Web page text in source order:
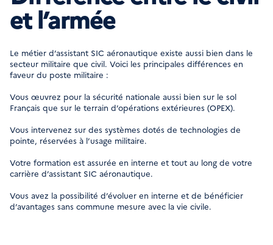
et l’armée
Le métier d’assistant SIC aéronautique existe aussi bien dans le
secteur militaire que civil. Voici les principales différences en
faveur du poste militaire :
Vous œuvrez pour la sécurité nationale aussi bien sur le sol
Français que sur le terrain d’opérations extérieures (OPEX).
Vous intervenez sur des systèmes dotés de technologies de
pointe, réservées à l’usage militaire.
Votre formation est assurée en interne et tout au long de votre
carrière d’assistant SIC aéronautique.
Vous avez la possibilité d’évoluer en interne et de bénéficier
d’avantages sans commune mesure avec la vie civile.